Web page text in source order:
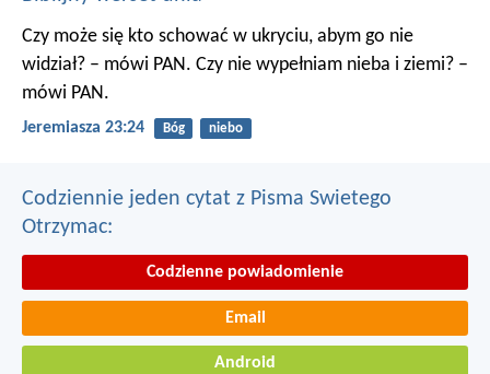
Czy może się kto schować w ukryciu, abym go nie
widział? – mówi PAN. Czy nie wypełniam nieba i ziemi? –
mówi PAN.
Jeremiasza 23:24 Bóg niebo
Codziennie jeden cytat z Pisma Swietego
Otrzymac:
Codzienne powiadomienie
Email
Android